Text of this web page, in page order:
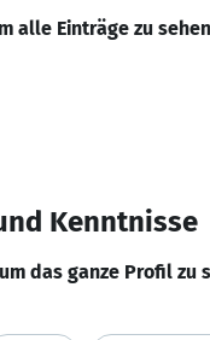
alle Einträge zu
Kenntnisse
das ganze Profil zu